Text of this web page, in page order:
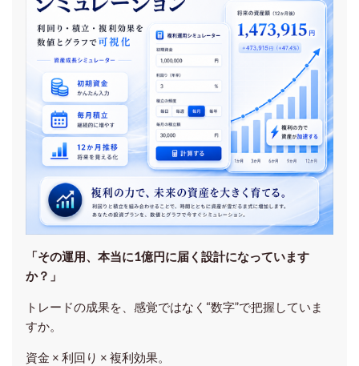
「その運用、本当に1億円に届く設計になっています
か？」
トレードの成果を、感覚ではなく“数字”で把握していま
すか。
資金 × 利回り × 複利効果。